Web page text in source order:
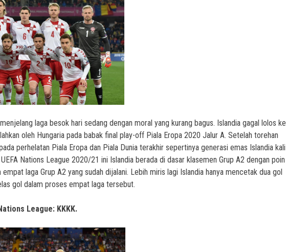
laga besok hari sedang dengan moral yang kurang bagus. Islandia gagal lolos ke
oleh Hungaria pada babak final play-off Piala Eropa 2020 Jalur A. Setelah torehan
perhelatan Piala Eropa dan Piala Dunia terakhir sepertinya generasi emas Islandia kali
Nations League 2020/21 ini Islandia berada di dasar klasemen Grup A2 dengan poin
empat laga Grup A2 yang sudah dijalani. Lebih miris lagi Islandia hanya mencetak dua gol
gol dalam proses empat laga tersebut.
League: KKKK.